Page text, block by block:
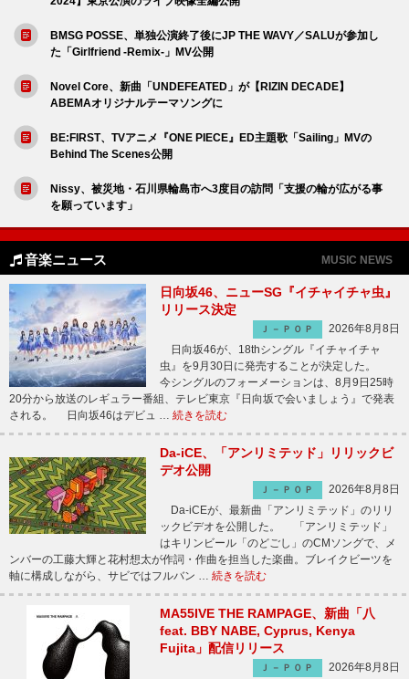
BMSG POSSE、単独公演終了後にJP THE WAVY／SALUが参加し
た「Girlfriend -Remix-」MV公開
Novel Core、新曲「UNDEFEATED」が【RIZIN DECADE】
ABEMAオリジナルテーマソングに
BE:FIRST、TVアニメ『ONE PIECE』ED主題歌「Sailing」MVの
Behind The Scenes公開
Nissy、被災地・石川県輪島市へ3度目の訪問「支援の輪が広がる事
を願っています」
音楽ニュース MUSIC NEWS
日向坂46、ニューSG『イチャイチャ虫』
リリース決定
Ｊ－ＰＯＰ
2026年8月8日
日向坂46が、18thシングル『イチャイチャ
虫』を9月30日に発売することが決定した。
今シングルのフォーメーションは、8月9日25時
20分から放送のレギュラー番組、テレビ東京『日向坂で会いましょう』で発表
される。 日向坂46はデビュ … 続きを読む
Da-iCE、「アンリミテッド」リリックビ
デオ公開
Ｊ－ＰＯＰ
2026年8月8日
Da-iCEが、最新曲「アンリミテッド」のリリ
ックビデオを公開した。 「アンリミテッド」
はキリンビール「のどごし」のCMソングで、メ
ンバーの工藤大輝と花村想太が作詞・作曲を担当した楽曲。ブレイクビーツを
軸に構成しながら、サビではフルバン … 続きを読む
MA55IVE THE RAMPAGE、新曲「八
feat. BBY NABE, Cyprus, Kenya
Fujita」配信リリース
Ｊ－ＰＯＰ
2026年8月8日